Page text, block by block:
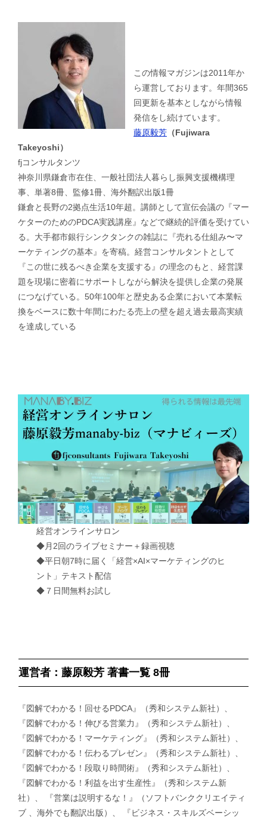
この情報マガジンは2011年か
ら運営しております。年間365
回更新を基本としながら情報
発信をし続けています。
藤原毅芳 （Fujiwara
Takeyoshi）
fjコンサルタンツ
神奈川県鎌倉市在住、一般社団法人暮らし振興支援機構理
事、単著8冊、監修1冊、海外翻訳出版1冊
鎌倉と長野の2拠点生活10年超。講師として宣伝会議の『マー
ケターのためのPDCA実践講座』などで継続的評価を受けてい
る。大手都市銀行シンクタンクの雑誌に『売れる仕組み〜マ
ーケティングの基本』を寄稿。経営コンサルタントとして
『この世に残るべき企業を支援する』の理念のもと、経営課
題を現場に密着にサポートしながら解決を提供し企業の発展
につなげている。50年100年と歴史ある企業において本業転
換をベースに数十年間にわたる売上の壁を超え過去最高実績
を達成している
経営オンラインサロン
◆月2回のライブセミナー＋録画視聴
◆平日朝7時に届く「経営×AI×マーケティングのヒ
ント」テキスト配信
◆７日間無料お試し
運営者：藤原毅芳 著書一覧 8冊
『図解でわかる！回せるPDCA』（秀和システム新社）、
『図解でわかる！伸びる営業力』（秀和システム新社）、
『図解でわかる！マーケティング』（秀和システム新社）、
『図解でわかる！伝わるプレゼン』（秀和システム新社）、
『図解でわかる！段取り時間術』（秀和システム新社）、
『図解でわかる！利益を出す生産性』（秀和システム新
社）、 『営業は説明するな！』（ソフトバンククリエイティ
ブ 、海外でも翻訳出版）、 『ビジネス・スキルズベーシッ